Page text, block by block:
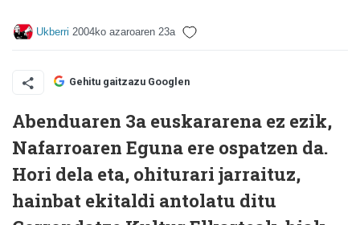
Ukberri 2004ko azaroaren 23a
Gehitu gaitzazu Googlen
Abenduaren 3a euskararena ez ezik,
Nafarroaren Eguna ere ospatzen da.
Hori dela eta, ohiturari jarraituz,
hainbat ekitaldi antolatu ditu